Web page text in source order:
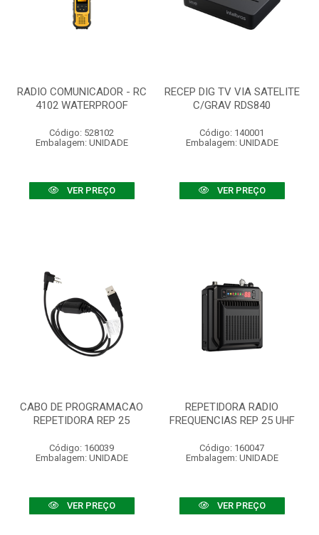
RADIO COMUNICADOR - RC
4102 WATERPROOF
Código: 528102
Embalagem: UNIDADE
VER PREÇO
RECEP DIG TV VIA SATELITE
C/GRAV RDS840
Código: 140001
Embalagem: UNIDADE
VER PREÇO
CABO DE PROGRAMACAO
REPETIDORA REP 25
Código: 160039
Embalagem: UNIDADE
VER PREÇO
REPETIDORA RADIO
FREQUENCIAS REP 25 UHF
Código: 160047
Embalagem: UNIDADE
VER PREÇO